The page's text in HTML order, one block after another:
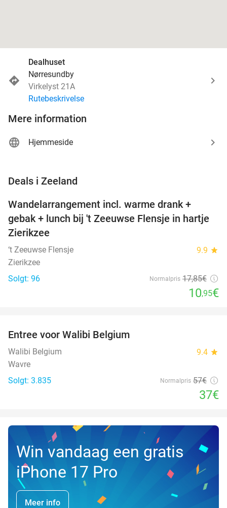
Dealhuset
Nørresundby
Virkelyst 21A
Rutebeskrivelse
Mere information
Hjemmeside
Deals i Zeeland
DAG
Wandelarrangement incl. warme drank +
gebak + lunch bij 't Zeeuwse Flensje in hartje
Zierikzee
‘t Zeeuwse Flensje 9.9 star
Zierikzee
Solgt: 96
Normalpris 17,85€
10,95€
Entree voor Walibi Belgium
Walibi Belgium 9.4 star
Wavre
Solgt: 3.835
Normalpris 57€
37€
Win vandaag een gratis
iPhone 17 Pro
Meer info